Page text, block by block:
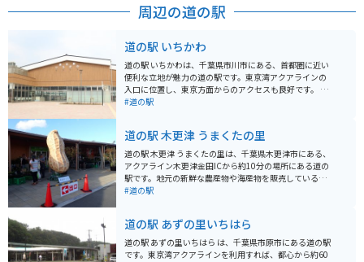
周辺の道の駅
道の駅 いちかわ
道の駅 いちかわは、千葉県市川市にある、首都圏に近い
便利な立地が魅力の道の駅です。東京湾アクアラインの
入口に位置し、東京方面からのアクセスも良好です。 地
元の新鮮な農産物が購入できる直売所は、道の駅 いちか
最適な品々が並びます。 また、レストランでは、地元産
の食材をふんだんに使った料理を楽しむことができま
す。東京湾を一望できる展望デッキも併設されており、
ドライブの休憩に最適です。 バイクで訪れる場合、道の
駅 いちかわには、広々とした駐車場が完備されているの
戸川や国府台など、自然豊かな観光スポットも点在して
います。少し足を延ばせば、東京ディズニーリゾートに
もアクセス可能です。
#道の駅
道の駅 木更津 うまくたの里
道の駅 木更津 うまくたの里は、千葉県木更津市にある、
アクアライン木更津金田ICから約10分の場所にある道の
駅です。地元の新鮮な農産物や海産物を販売している直
売所や、木更津名物のあさりを使った料理が楽しめるレ
方面から来る場合は、海ほたるPAで休憩してから向かう
のもおすすめです。周辺には、ドイツ風の街並みが楽し
めるテーマパーク「マザー牧場」や、東京湾を一望でき
#道の駅
道の駅 あずの里いちはら
道の駅 あずの里いちはら は、千葉県市原市にある道の駅
です。東京湾アクアラインを利用すれば、都心から約60